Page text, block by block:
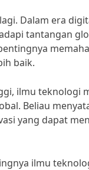
Dalam era
tantangan
baik.
ilmu teknologi
Beliau
yang dapat
ilmu